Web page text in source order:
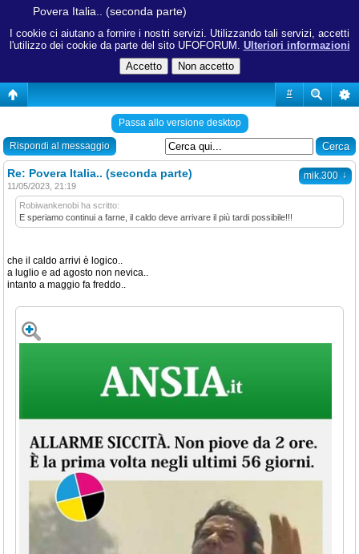
I cookie ci aiutano a fornire i nostri servizi. Utilizzando tali servizi, accetti
l'utilizzo dei cookie da parte del sito UFOFORUM. Ulteriori informazioni
#
Povera Italia.. (seconda parte)
Passa allo versione desktop
Rispondi al messaggio
mik.300 ↓
Re: Povera Italia.. (seconda parte)
11/05/2023, 21:19
Robiwankenobi ha scritto:
E speriamo continui a farne, il caldo deve arrivare il più tardi possibile!!!
che il caldo arrivi è logico..
a luglio e ad agosto non nevica..
intanto a maggio fa freddo..